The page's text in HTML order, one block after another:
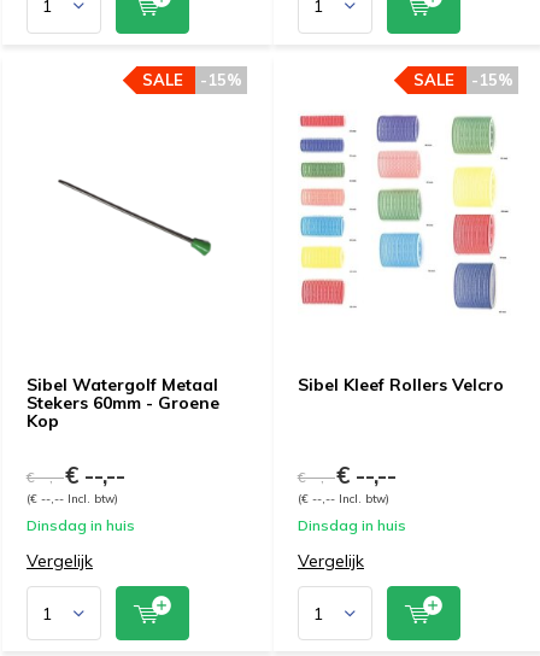
Sibel Watergolf Metaal
Stekers 60mm - Groene
Kop
-15%
SALE
€ --,--€ --,--
(€ --,-- Incl. btw)
Dinsdag in huis
Vergelijk
Sibel Kleef Rollers Velcro
-15%
SALE
€ --,--€ --,--
(€ --,-- Incl. btw)
Dinsdag in huis
Vergelijk